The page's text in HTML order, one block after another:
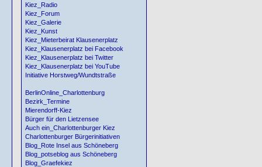
Kiez_Radio
Kiez_Forum
Kiez_Galerie
Kiez_Kunst
Kiez_Mieterbeirat Klausenerplatz
Kiez_Klausenerplatz bei Facebook
Kiez_Klausenerplatz bei Twitter
Kiez_Klausenerplatz bei YouTube
Initiative Horstweg/Wundtstraße
BerlinOnline_Charlottenburg
Bezirk_Termine
Mierendorff-Kiez
Bürger für den Lietzensee
Auch ein_Charlottenburger Kiez
Charlottenburger Bürgerinitiativen
Blog_Rote Insel aus Schöneberg
Blog_potseblog aus Schöneberg
Blog_Graefekiez